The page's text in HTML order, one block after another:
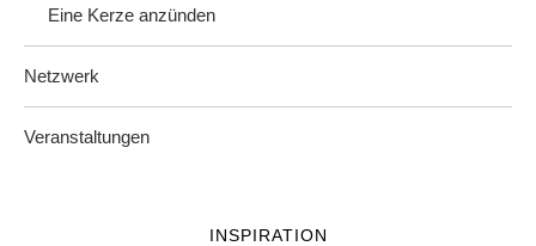
Eine Kerze anzünden
Netzwerk
Veranstaltungen
INSPIRATION